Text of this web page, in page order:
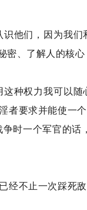
他们，因为我
、了解人的核心
种权力我可以
要求并能使一
时一个军官的
不止一次踩